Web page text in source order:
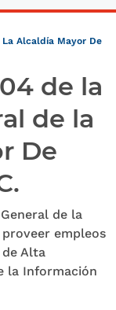
Alcaldía Mayor De
de la
de la
De
de la
empleos
Alta
la Información